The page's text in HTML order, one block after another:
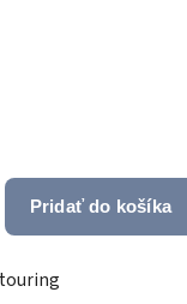
Pridať do košíka